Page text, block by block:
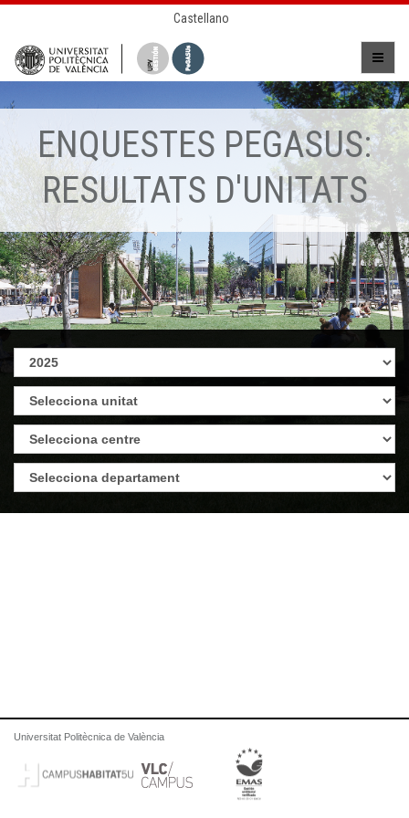
Castellano
ENQUESTES PEGASUS:
RESULTATS D'UNITATS
Universitat Politècnica de València